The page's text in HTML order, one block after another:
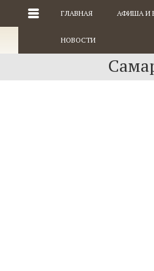
ГЛАВНАЯ АФИША И
НОВОСТИ